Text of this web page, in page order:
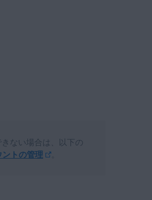
ない場合は、以下の
トの管理